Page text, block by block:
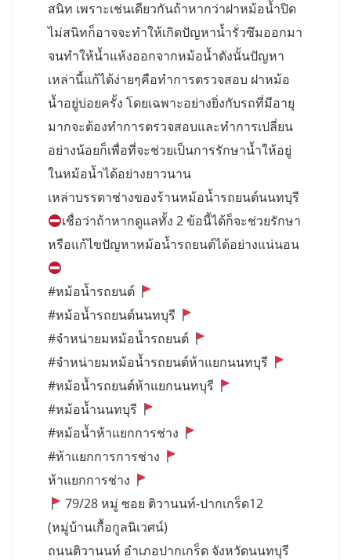
สนิท เพราะเช่นเดียวกันถ้าหากว่าฝาหม้อน้ำปิด
ไม่สนิทก็อาจจะทำให้เกิดปัญหาน้ำรั่วซึมออกมา
จนทำให้น้ำแห้งออกจากหม้อน้ำดังนั้นปัญหา
เหล่านี้แก้ได้ง่ายๆคือทำการตรวจสอบ ฝาหม้อ
น้ำอยู่บ่อยครั้ง โดยเฉพาะอย่างยิ่งกับรถที่มีอายุ
มากจะต้องทำการตรวจสอบและทำการเปลี่ยน
อย่างน้อยก็เพื่อที่จะช่วยเป็นการรักษาน้ำให้อยู่
ในหม้อน้ำได้อย่างยาวนาน
เหล่าบรรดาช่างของร้านหม้อน้ำรถยนต์นนทบุรี
เชื่อว่าถ้าหากดูแลทั้ง 2 ข้อนี้ได้ก็จะช่วยรักษา
หรือแก้ไขปัญหาหม้อน้ำรถยนต์ได้อย่างแน่นอน
#หม้อน้ำรถยนต์
#หม้อน้ำรถยนต์นนทบุรี
#จำหน่ายมหม้อน้ำรถยนต์
#จำหน่ายมหม้อน้ำรถยนต์ห้าแยกนนทบุรี
#หม้อน้ำรถยนต์ห้าแยกนนทบุรี
#หม้อน้ำนนทบุรี
#หม้อน้ำห้าแยกการช่าง
#ห้าแยกการการช่าง
ห้าแยกการช่าง
79/28 หมู่ ซอย ติวานนท์-ปากเกร็ด12
(หมู่บ้านเกื้อกูลนิเวศน์)
ถนนติวานนท์ อำเภอปากเกร็ด จังหวัดนนทบุรี